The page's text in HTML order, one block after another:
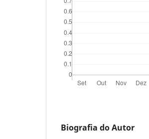
Biografia do Autor